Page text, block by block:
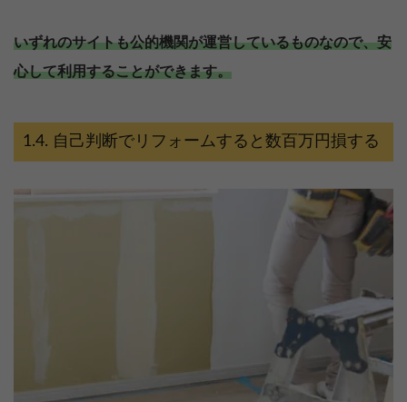
いずれのサイトも公的機関が運営しているものなので、安
心して利用することができます。
自己判断でリフォームすると数百万円損する